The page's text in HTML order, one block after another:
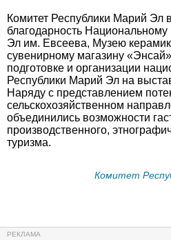
Комитет Республики Марий Эл
благодарность
Эл им. Евсеева, Музею
сувенирному магазину
подготовке и организации
Республики Марий Эл на
Наряду с представлением
сельскохозяйственном
объединились возможности
производственного,
туризма.
Комитет